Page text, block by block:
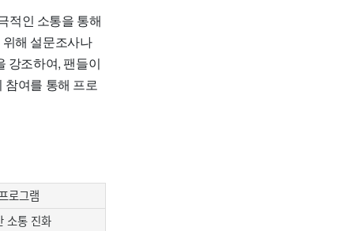
적인 소통을 통해
해 설문조사나
강조하여, 팬들이
참여를 통해 프로
로그램
소통 진화